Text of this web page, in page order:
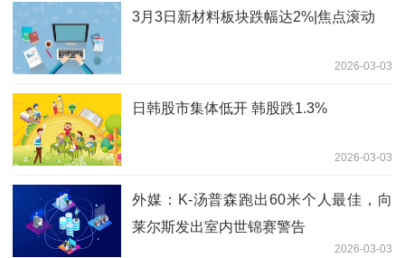
3月3日新材料板块跌幅达2%|焦点滚动
2026-03-03
日韩股市集体低开 韩股跌1.3%
2026-03-03
外媒：K-汤普森跑出60米个人最佳，向
莱尔斯发出室内世锦赛警告
2026-03-03